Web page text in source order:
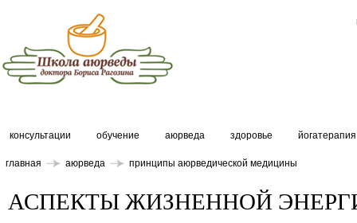
консультации обучение аюрведа здоровье йогатерапия
главная аюрведа принципы аюрведической медицины
АСПЕКТЫ ЖИЗНЕННОЙ